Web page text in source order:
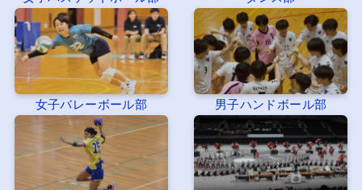
女子バレーボール部 男子ハンドボール部